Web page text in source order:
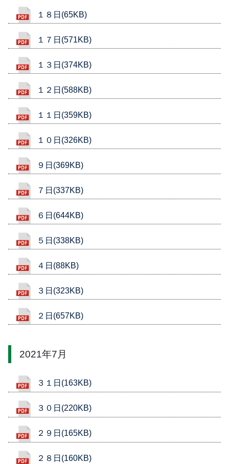
１８日(65KB)
１７日(571KB)
１３日(374KB)
１２日(588KB)
１１日(359KB)
１０日(326KB)
９日(369KB)
７日(337KB)
６日(644KB)
５日(338KB)
４日(88KB)
３日(323KB)
２日(657KB)
2021年7月
３１日(163KB)
３０日(220KB)
２９日(165KB)
２８日(160KB)